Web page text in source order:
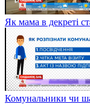
Як мама в декреті
Комунальники чи